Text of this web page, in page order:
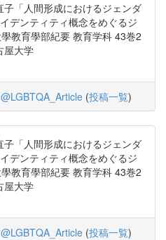
子「人間形成におけるジェンダ
デンティティ概念をめぐるジ
教育學部紀要 教育学科 43巻2
屋大学
@LGBTQA_Article (投稿一覧)
子「人間形成におけるジェンダ
デンティティ概念をめぐるジ
教育學部紀要 教育学科 43巻2
屋大学
@LGBTQA_Article (投稿一覧)